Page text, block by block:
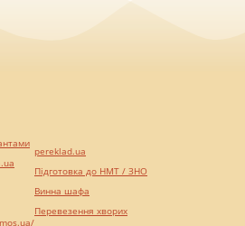
pereklad.ua
Підготовка до НМТ / ЗНО
Винна шафа
Перевезення хворих